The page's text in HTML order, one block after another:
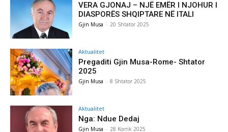
VERA GJONAJ – NJË EMËR I NJOHUR I
DIASPORËS SHQIPTARE NË ITALI
Gjin Musa - 20 Shtator 2025
Aktualitet
Pregaditi Gjin Musa-Rome- Shtator
2025
Gjin Musa - 8 Shtator 2025
Aktualitet
Nga: Ndue Dedaj
Gjin Musa - 28 Korrik 2025